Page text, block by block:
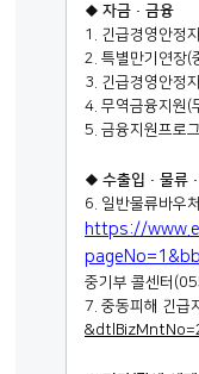
◆ 자금 · 금융
1. 긴급경영안정
2. 특별만기연장(
3. 긴급경영안정
4. 무역금융지원 (
5. 금융지원프로
◆ 수출입 · 물류 ·
6. 일반물류바우처
https://
중기부 콜센터
7. 중동피해 긴급